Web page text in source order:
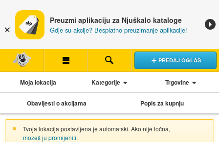
Preuzmi aplikaciju za Njuškalo kataloge
Gdje su akcije? Besplatno preuzimanje aplikacije!
PREDAJ OGLAS
Moja lokacija Kategorije Trgovine
Obavijesti o akcijama Popis za kupnju
Tvoja lokacija postavljena je automatski. Ako nije točna,
možeš ju promijeniti.